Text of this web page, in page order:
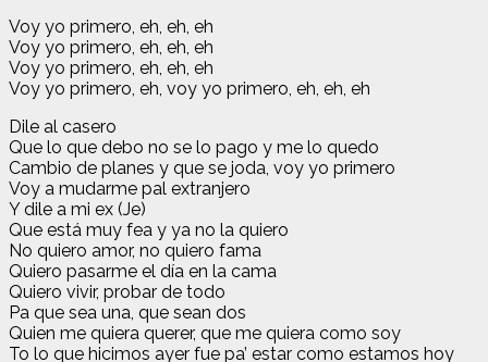
Voy yo primero, eh, eh, eh
Voy yo primero, eh, eh, eh
Voy yo primero, eh, eh, eh
Voy yo primero, eh, voy yo primero, eh, eh, eh
Dile al casero
Que lo que debo no se lo pago y me lo quedo
Cambio de planes y que se joda, voy yo primero
Voy a mudarme pal extranjero
Y dile a mi ex (Je)
Que está muy fea y ya no la quiero
No quiero amor, no quiero fama
Quiero pasarme el día en la cama
Quiero vivir, probar de todo
Pa que sea una, que sean dos
Quien me quiera querer, que me quiera como soy
To lo que hicimos ayer fue pa’ estar como estamos hoy